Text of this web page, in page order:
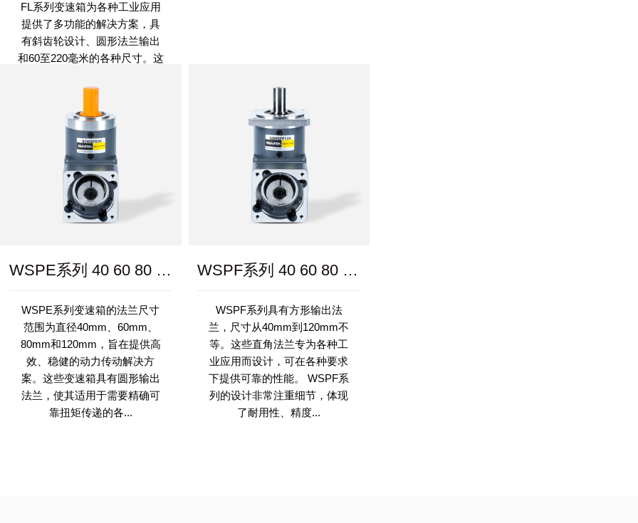
FL系列变速箱为各种工业应用
提供了多功能的解决方案，具
有斜齿轮设计、圆形法兰输出
和60至220毫米的各种尺寸。这
间内 高效地传输动力的任务。
FL系列的一...
WSPE系列 40 60 80 120
WSPE系列变速箱的法兰尺寸
范围为直径40mm、60mm、
80mm和120mm，旨在提供高
效、稳健的动力传动解决方
案。这些变速箱具有圆形输出
法兰，使其适用于需要精确可
靠扭矩传递的各...
WSPF系列 40 60 80 120
WSPF系列具有方形输出法
兰，尺寸从40mm到120mm不
等。这些直角法兰专为各种工
业应用而设计，可在各种要求
下提供可靠的性能。 WSPF系
列的设计非常注重细节，体现
了耐用性、精度...